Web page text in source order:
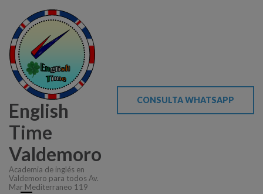
English
Time
Valdemoro
Academia de inglés en
Valdemoro para todos Av.
Mar Mediterraneo 119
CONSULTA WHATSAPP